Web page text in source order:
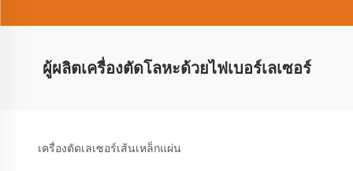
ผู้ผลิตเครื่องตัดโลหะด้วยไฟเบอร์เลเซอร์
เครื่องตัดเลเซอร์เส้นเหล็กแผ่น